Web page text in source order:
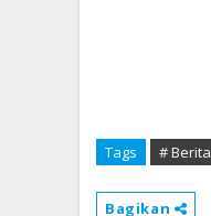
Tags # Berita
Bagikan